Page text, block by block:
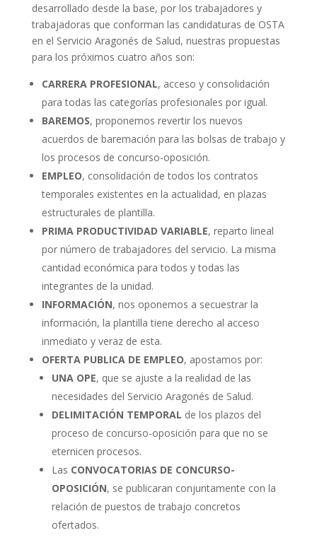
desarrollado desde la base, por los trabajadores y
trabajadoras que conforman las candidaturas de OSTA
en el Servicio Aragonés de Salud, nuestras propuestas
para los próximos cuatro años son:
CARRERA PROFESIONAL, acceso y consolidación
para todas las categorías profesionales por igual.
BAREMOS, proponemos revertir los nuevos
acuerdos de baremación para las bolsas de trabajo y
los procesos de concurso-oposición.
EMPLEO, consolidación de todos los contratos
temporales existentes en la actualidad, en plazas
estructurales de plantilla.
PRIMA PRODUCTIVIDAD VARIABLE, reparto lineal
por número de trabajadores del servicio. La misma
cantidad económica para todos y todas las
integrantes de la unidad.
INFORMACIÓN, nos oponemos a secuestrar la
información, la plantilla tiene derecho al acceso
inmediato y veraz de esta.
OFERTA PUBLICA DE EMPLEO, apostamos por:
UNA OPE, que se ajuste a la realidad de las
necesidades del Servicio Aragonés de Salud.
DELIMITACIÓN TEMPORAL de los plazos del
proceso de concurso-oposición para que no se
eternicen procesos.
Las CONVOCATORIAS DE CONCURSO-
OPOSICIÓN, se publicaran conjuntamente con la
relación de puestos de trabajo concretos
ofertados.